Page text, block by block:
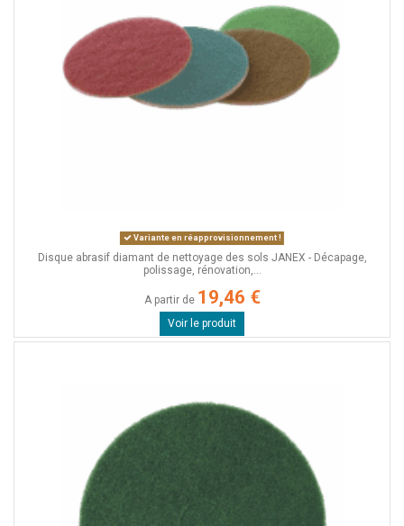
Variante en réapprovisionnement !
Disque abrasif diamant de nettoyage des sols JANEX - Décapage,
polissage, rénovation,...
A partir de 19,46 €
Voir le produit